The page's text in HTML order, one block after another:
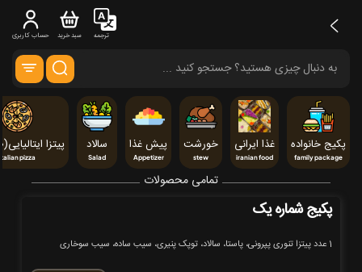
حساب کاربری سبد خرید ترجمه
پکیج خانواده
family package
غذا ایرانی
iranian food
خورشت
stew
پیش غذا
Appetizer
سالاد
Salad
پیتزا ایتالیایی(cm ۳۰)
pizza
تمامی محصولات
پکیج شماره یک
1 عدد پیتزا تنوری پپرونی، پاستا، سالاد، توپک پنیری، سیب ساده، سیب سوخاری